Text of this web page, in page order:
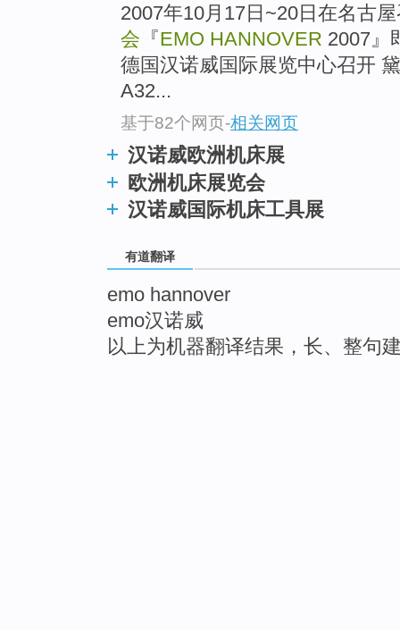
2007年10月17日~20日在名古
会 『EMO HANNOVER 2007』
德国汉诺威国际展览中心召开
A32...
基于82个网页-相关网页
汉诺威欧洲机床展
欧洲机床展览会
汉诺威国际机床工具展
有道翻译
emo hannover
emo汉诺威
以上为机器翻译结果，长、整句